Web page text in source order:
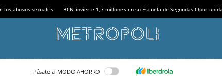
los abusos sexuales BCN invierte 1,7 millones en su Escuela de Segundas
Pásate al MODO AHORRO